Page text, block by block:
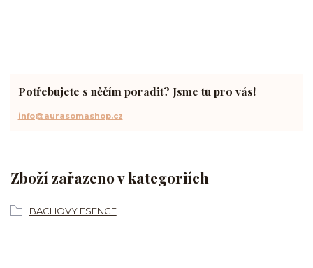
Zboží zařazeno v kategoriích
BACHOVY ESENCE
Potřebujete s něčím poradit? Jsme tu pro vás!
info@aurasomashop.cz